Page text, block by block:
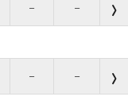
– –
– –